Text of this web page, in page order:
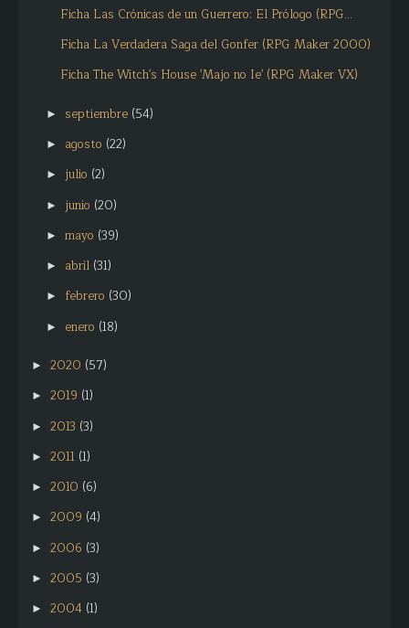
Ficha Las Crónicas de un Guerrero: El Prólogo (RPG...
Ficha La Verdadera Saga del Gonfer (RPG Maker 2000)
Ficha The Witch's House 'Majo no Ie' (RPG Maker VX)
► septiembre (54)
► agosto (22)
► julio (2)
► junio (20)
► mayo (39)
► abril (31)
► febrero (30)
► enero (18)
► 2020 (57)
► 2019 (1)
► 2013 (3)
► 2011 (1)
► 2010 (6)
► 2009 (4)
► 2006 (3)
► 2005 (3)
► 2004 (1)